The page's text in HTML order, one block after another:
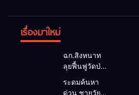
เรื่องมาใหม่
ฉก.สิงหนาท
ลุยฟื้นฟูวัดป่า
ถ้ำวัว ระดม
กำลังเคลียร์
ระดมค้นหา
ด่วน ชายวัย